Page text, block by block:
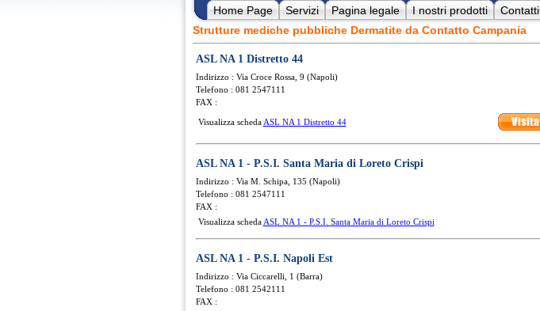
Home Page Servizi Pagina legale I nostri prodotti Contatti
Strutture mediche pubbliche Dermatite da Contatto Campania
ASL NA 1 Distretto 44
Indirizzo : Via Croce Rossa, 9 (Napoli)
Telefono : 081 2547111
FAX :
Visualizza scheda ASL NA 1 Distretto 44
ASL NA 1 - P.S.I. Santa Maria di Loreto Crispi
Indirizzo : Via M. Schipa, 135 (Napoli)
Telefono : 081 2547111
FAX :
Visualizza scheda ASL NA 1 - P.S.I. Santa Maria di Loreto Crispi
ASL NA 1 - P.S.I. Napoli Est
Indirizzo : Via Ciccarelli, 1 (Barra)
Telefono : 081 2542111
FAX :